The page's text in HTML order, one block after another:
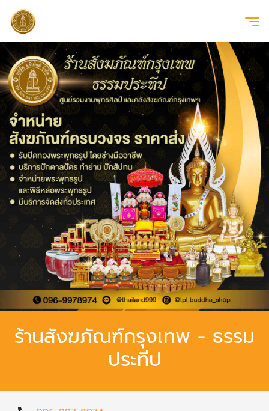
ร้านสังฆภัณฑ์กรุงเทพ - ธรรม
ประทีป